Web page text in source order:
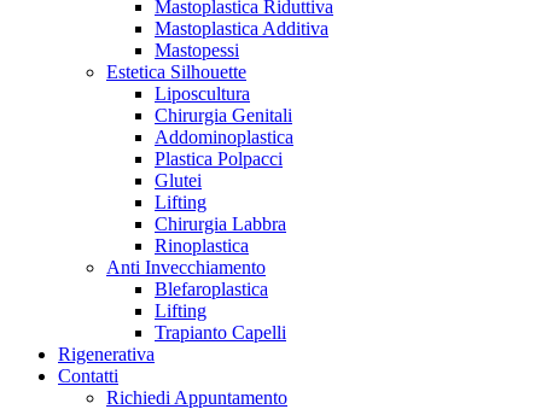
Mastoplastica Riduttiva
Mastoplastica Additiva
Mastopessi
Estetica Silhouette
Liposcultura
Chirurgia Genitali
Addominoplastica
Plastica Polpacci
Glutei
Lifting
Chirurgia Labbra
Rinoplastica
Anti Invecchiamento
Blefaroplastica
Lifting
Trapianto Capelli
Rigenerativa
Contatti
Richiedi Appuntamento